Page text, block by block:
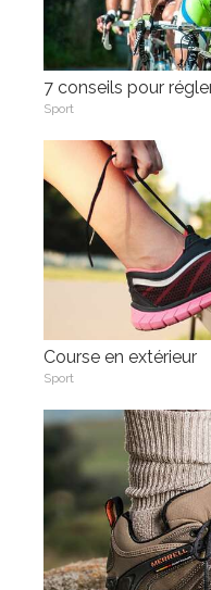
7 conseils pour
Sport
Course en extérieur
Sport